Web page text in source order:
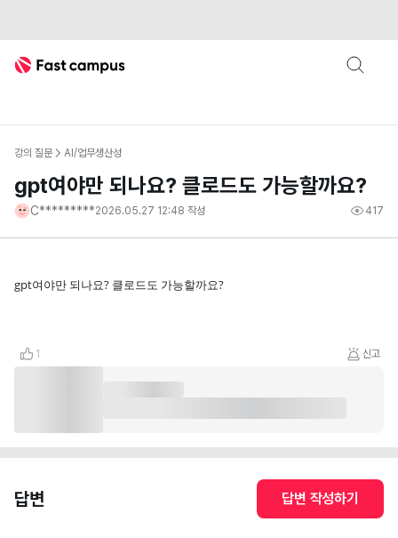
Fast Campus
강의 질문 AI/업무생산성
gpt여야만 되나요? 클로드도 가능할까요?
C*********2026.05.27 12:48 작성 417
gpt여야만 되나요? 클로드도 가능할까요?
1 신고
답변 답변 작성하기